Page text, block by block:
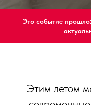
Это событие
Этим летом